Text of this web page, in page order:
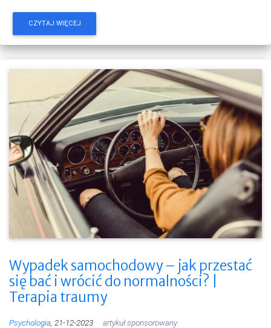
CZYTAJ WIĘCEJ
Wypadek samochodowy – jak przestać
się bać i wrócić do normalności? |
Terapia traumy
Psychologia , 21-12-2023 artykuł sponsorowany